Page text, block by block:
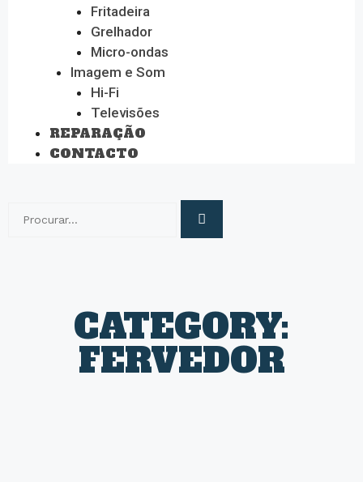
Fritadeira
Grelhador
Micro-ondas
Imagem e Som
Hi-Fi
Televisões
REPARAÇÃO
CONTACTO
CATEGORY:
FERVEDOR